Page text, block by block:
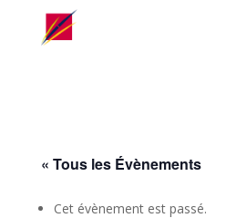
« Tous les Évènements
Cet évènement est passé.